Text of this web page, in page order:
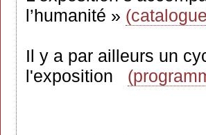
l’humanité »
Il y a par ailleurs un
l'exposition